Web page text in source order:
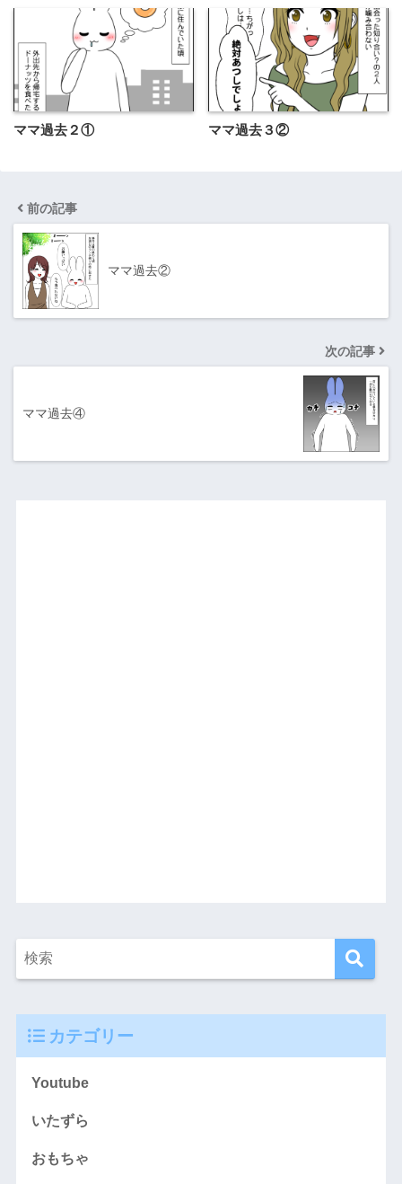
ママ過去２① ママ過去３②
前の記事
ママ過去②
次の記事
ママ過去④
カテゴリー
Youtube
いたずら
おもちゃ